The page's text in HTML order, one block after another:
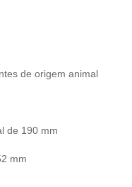
de origem animal
de 190 mm
mm